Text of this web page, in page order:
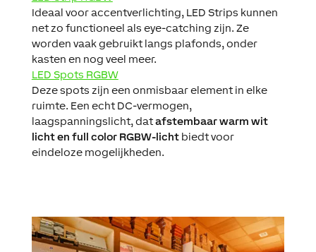
Ideaal voor accentverlichting, LED Strips kunnen
net zo functioneel als eye-catching zijn. Ze
worden vaak gebruikt langs plafonds, onder
kasten en nog veel meer.
LED Spots RGBW
Deze spots zijn een onmisbaar element in elke
ruimte. Een echt DC-vermogen,
laagspanningslicht, datafstembaar warm wit
licht en full color RGBW-lichtbiedt voor
eindeloze mogelijkheden.